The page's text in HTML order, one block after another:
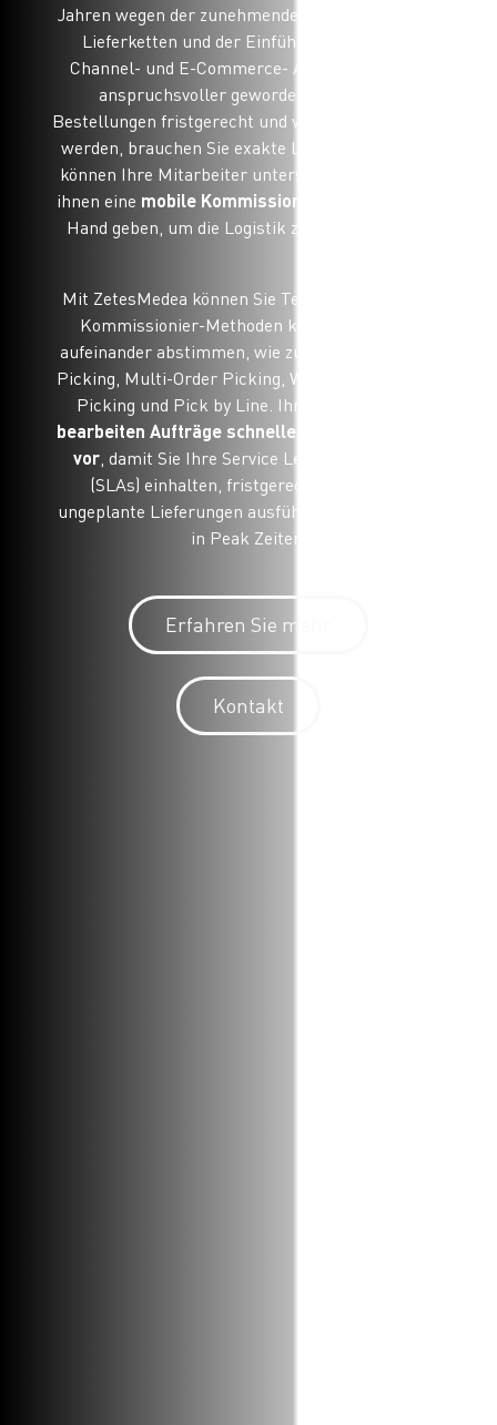
Jahren wegen der zunehmenden Komplexität der
Lieferketten und der Einführung von Omni-
Channel- und E-Commerce- Aufträgen immer
anspruchsvoller geworden. Damit Ihre
Bestellungen fristgerecht und vollständig geliefert
werden, brauchen Sie exakte Lagerprozesse. Sie
können Ihre Mitarbeiter unterstützen, indem Sie
ihnen eine mobile Kommissionier-Lösung
Hand geben, um die Logistik zu rationalisieren.
Mit ZetesMedea können Sie Technologie für alle
Kommissionier-Methoden kombinieren und
aufeinander abstimmen, wie zum Beispiel Batch
Picking, Multi-Order Picking, Wave Picking, Zone
Picking und Pick by Line. Ihre Lagerarbeiter
bearbeiten Aufträge schneller und ohne Fehler
vor, damit Sie Ihre Service Level Agreements
(SLAs) einhalten, fristgerecht liefern und
ungeplante Lieferungen ausführen können, sogar
in Peak Zeiten.
Erfahren Sie mehr
Kontakt